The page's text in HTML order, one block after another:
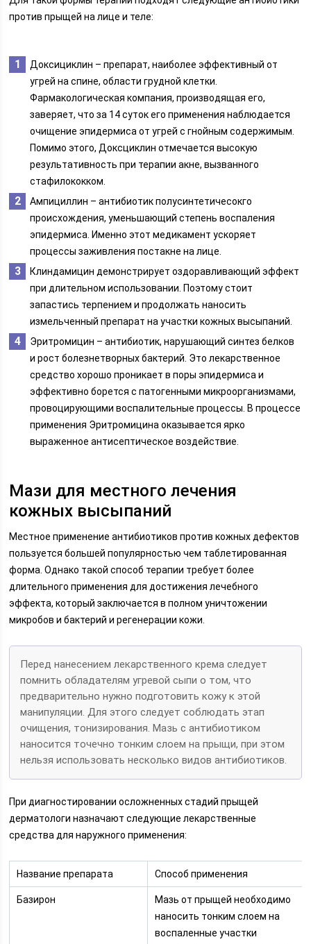
против прыщей на лице и теле:
Доксициклин – препарат, наиболее эффективный от
угрей на спине, области грудной клетки.
Фармакологическая компания, производящая его,
заверяет, что за 14 суток его применения наблюдается
очищение эпидермиса от угрей с гнойным содержимым.
Помимо этого, Доксциклин отмечается высокую
результативность при терапии акне, вызванного
стафилококком.
Ампициллин – антибиотик полусинтетичесокго
происхождения, уменьшающий степень воспаления
эпидермиса. Именно этот медикамент ускоряет
процессы заживления постакне на лице.
Клиндамицин демонстрирует оздоравливающий эффект
при длительном использовании. Поэтому стоит
запастись терпением и продолжать наносить
измельченный препарат на участки кожных высыпаний.
Эритромицин – антибиотик, нарушающий синтез белков
и рост болезнетворных бактерий. Это лекарственное
средство хорошо проникает в поры эпидермиса и
эффективно борется с патогенными микроорганизмами,
провоцирующими воспалительные процессы. В процессе
применения Эритромицина оказывается ярко
выраженное антисептическое воздействие.
Мази для местного лечения
кожных высыпаний
Местное применение антибиотиков против кожных дефектов
пользуется большей популярностью чем таблетированная
форма. Однако такой способ терапии требует более
длительного применения для достижения лечебного
эффекта, который заключается в полном уничтожении
микробов и бактерий и регенерации кожи.
Перед нанесением лекарственного крема следует
помнить обладателям угревой сыпи о том, что
предварительно нужно подготовить кожу к этой
манипуляции. Для этого следует соблюдать этап
очищения, тонизирования. Мазь с антибиотиком
наносится точечно тонким слоем на прыщи, при этом
нельзя использовать несколько видов антибиотиков.
При диагностировании осложненных стадий прыщей
дерматологи назначают следующие лекарственные
средства для наружного применения:
Название препарата Способ применения
Базирон
Мазь от прыщей необходимо
наносить тонким слоем на
воспаленные участки